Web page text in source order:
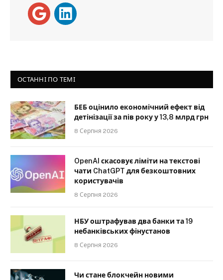
ОСТАННІ ПО ТЕМІ
БЕБ оцінило економічний ефект від
детінізації за пів року у 13,8 млрд грн
8 Серпня 2026
OpenAI скасовує ліміти на текстові
чати ChatGPT для безкоштовних
користувачів
8 Серпня 2026
НБУ оштрафував два банки та 19
небанківських фінустанов
8 Серпня 2026
Чи стане блокчейн новими